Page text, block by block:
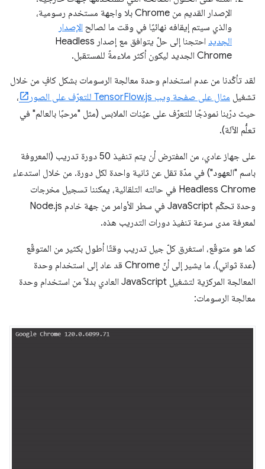
الإصدار القديم من Chrome بلا واجهة مستخدم رسومية،
والذي سيتم إيقافه نهائيًا في وقت ما لصالح الإصدار
الجديد
احتجنا إلى حلّ يتوافق مع إصدار Headless
Chrome الجديد ليكون أكثر ملاءمةً للمستقبل.
لقد تأكّدنا من عدم استخدام وحدة معالجة الرسومات بشكل كافٍ من خلال
تشغيل مثال على صفحة ويب TensorFlow.js للتعرّف على الصور
،
حيث درّبنا نموذجًا للتعرّف على عيّنات الملابس (مثل "مرحبًا بالعالم" في
تعلُّم الآلة).
على جهاز عادي، من المفترض أن يتم تنفيذ 50 دورة تدريب (المعروفة
باسم "العهود") في مدّة تقل عن ثانية واحدة لكل دورة. من خلال استدعاء
Headless Chrome في حالته التلقائية، يمكننا تسجيل مخرجات
وحدة تحكّم JavaScript في سطر الأوامر من جهة خادم Node.js
لمعرفة مدى سرعة تنفيذ دورات التدريب هذه.
كما هو متوقّع، استغرق كلّ جيل تدريب وقتًا أطول بكثير من المتوقّع
(عدة ثواني)، ما يشير إلى أنّ Chrome قد عاد إلى استخدام وحدة
المعالجة المركزية لتشغيل JavaScript العادي بدلاً من استخدام وحدة
معالجة الرسومات: